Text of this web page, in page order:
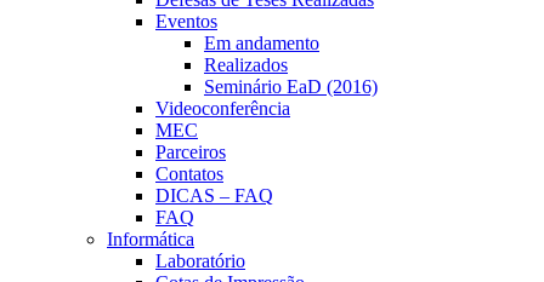
Eventos
Em andamento
Realizados
Seminário EaD (2016)
Videoconferência
MEC
Parceiros
Contatos
DICAS – FAQ
FAQ
Informática
Laboratório